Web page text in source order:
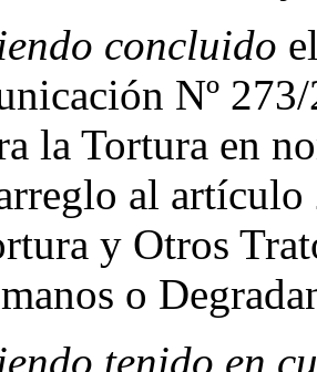
concluido
Nº
la Tortura en
al
y Otros
o
tenido en